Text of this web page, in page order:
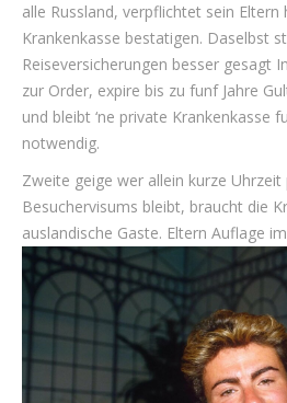
alle Russland, verpflichtet sein
Krankenkasse bestatigen. Daselbst
Reiseversicherungen besser gesagt
zur Order, expire bis zu funf Jahre
und bleibt ‘ne private Krankenkasse
notwendig.
Zweite geige wer allein kurze Uhrzeit
Besuchervisums bleibt, braucht die
auslandische Gaste. Eltern Auflage